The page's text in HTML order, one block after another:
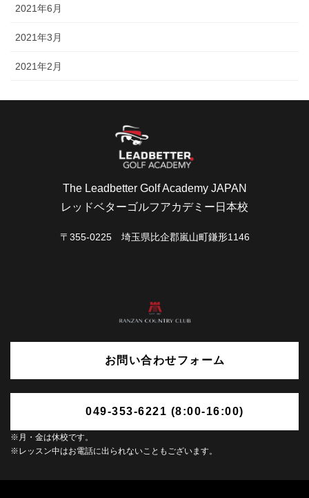
2021年6月
2021年3月
2021年2月
The Leadbetter Golf Academy JAPAN
レッドベターゴルフアカデミー日本校
〒355-0225 埼玉県比企郡嵐山町鎌形1146
お問い合わせフォーム
049-353-6221 (8:00-16:00)
※月・金は休校です。
※レッスン中はお電話に出られないこともございます。